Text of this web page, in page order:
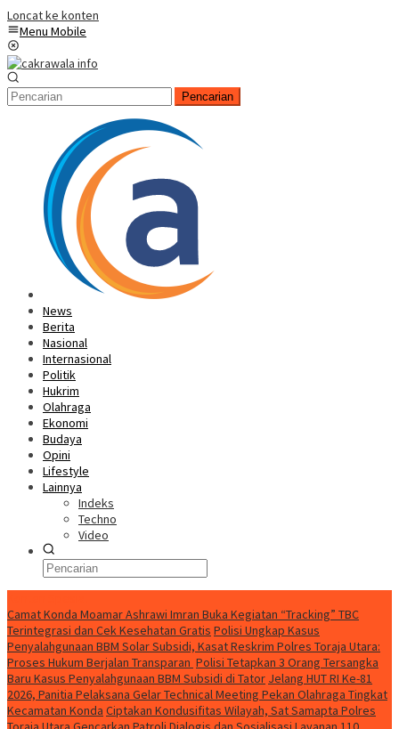
Loncat ke konten
Menu Mobile
Pencarian
News
Berita
Nasional
Internasional
Politik
Hukrim
Olahraga
Ekonomi
Budaya
Opini
Lifestyle
Lainnya
Indeks
Techno
Video
Camat Konda Moamar Ashrawi Imran Buka Kegiatan “Tracking” TBC
Terintegrasi dan Cek Kesehatan Gratis Polisi Ungkap Kasus
Penyalahgunaan BBM Solar Subsidi, Kasat Reskrim Polres Toraja Utara:
Proses Hukum Berjalan Transparan Polisi Tetapkan 3 Orang Tersangka
Baru Kasus Penyalahgunaan BBM Subsidi di Tator Jelang HUT RI Ke-81
2026, Panitia Pelaksana Gelar Technical Meeting Pekan Olahraga Tingkat
Kecamatan Konda Ciptakan Kondusifitas Wilayah, Sat Samapta Polres